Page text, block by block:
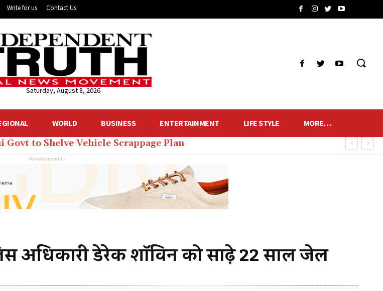
Write for us Contact Us
Saturday, August 8, 2026
WORLD BUSINESS ENTERTAINMENT LIFE STYLE MORE…
to Shelve Vehicle Scrappage Plan
- Advertisement -
अधिकारी डेरेक शॉविन को साढ़े 22 साल जेल